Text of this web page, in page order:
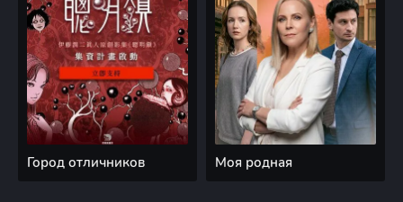
Город отличников Моя родная